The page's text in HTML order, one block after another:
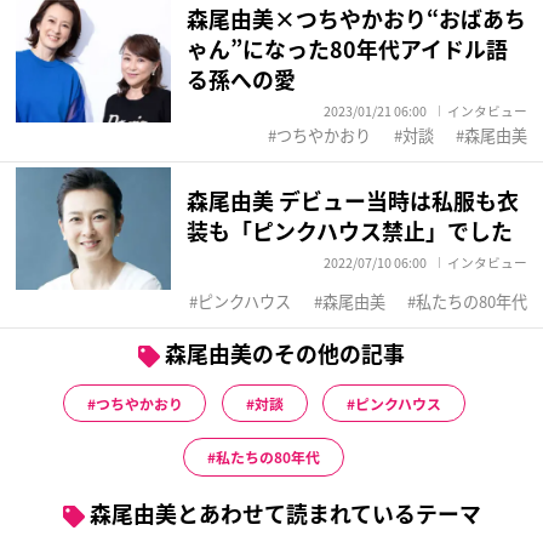
森尾由美×つちやかおり“おばあち
ゃん”になった80年代アイドル語
る孫への愛
2023/01/21 06:00 インタビュー
つちやかおり 対談 森尾由美
森尾由美 デビュー当時は私服も衣
装も「ピンクハウス禁止」でした
2022/07/10 06:00 インタビュー
ピンクハウス 森尾由美 私たちの80年代
森尾由美のその他の記事
つちやかおり 対談 ピンクハウス
私たちの80年代
森尾由美とあわせて読まれているテーマ